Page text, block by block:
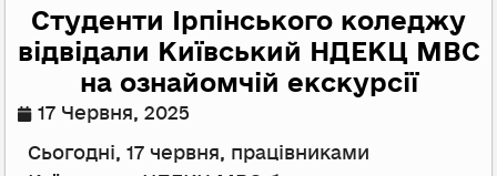
Студенти Ірпінського коледжу
відвідали Київський НДЕКЦ МВС
на ознайомчій екскурсії
17 Червня, 2025
Сьогодні, 17 червня, працівниками